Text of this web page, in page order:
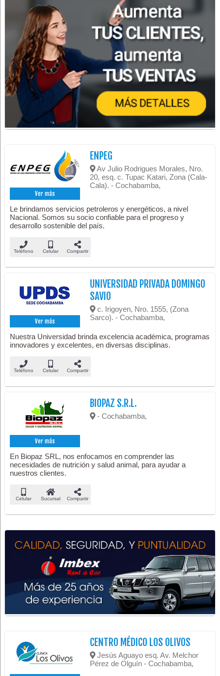
Ver más
ENPEG
Av Julio Rodrigues Morales, Nro.
20, esq. c. Tupac Katari, Zona (Cala-
Cala). - Cochabamba,
Le brindamos servicios petroleros y energéticos, a nivel
Nacional. Somos su socio confiable para el progreso y
desarrollo sostenible del país.
Teléfono Celular Compartir
Ver más
UNIVERSIDAD PRIVADA DOMINGO
SAVIO
c. Irigoyen, Nro. 1555, (Zona
Sarco). - Cochabamba,
Nuestra Universidad brinda excelencia académica, programas
innovadores y excelentes, en diversas disciplinas.
Teléfono Celular Compartir
Ver más
BIOPAZ S.R.L.
- Cochabamba,
En Biopaz SRL, nos enfocamos en comprender las
necesidades de nutrición y salud animal, para ayudar a
nuestros clientes.
Celular Sucursal Compartir
CENTRO MÉDICO LOS OLIVOS
Jesús Aguayo esq. Av. Melchor
Pérez de Olguín - Cochabamba,